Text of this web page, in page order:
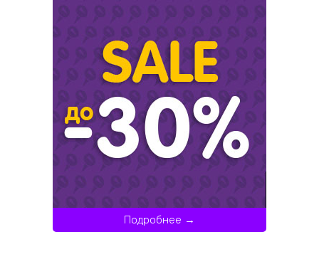
Подробнее →